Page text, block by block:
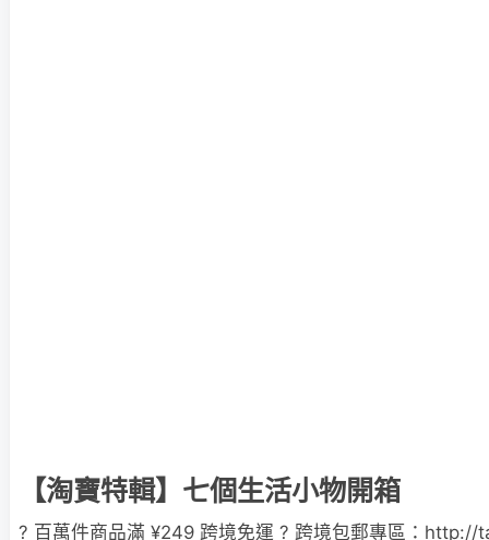
【淘寶特輯】七個生活小物開箱
? 百萬件商品滿 ¥249 跨境免運 ? 跨境包郵專區：http://